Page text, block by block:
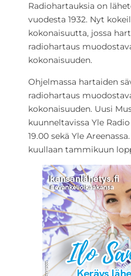
Radiohartauksia on
vuodesta 1932. Nyt
kokonaisuutta, jossa
radiohartaus
kokonaisuuden.
Ohjelmassa hartaiden
radiohartaus
kokonaisuuden. Uusi
kuunneltavissa Yle
19.00 sekä Yle
kuullaan tammikuun